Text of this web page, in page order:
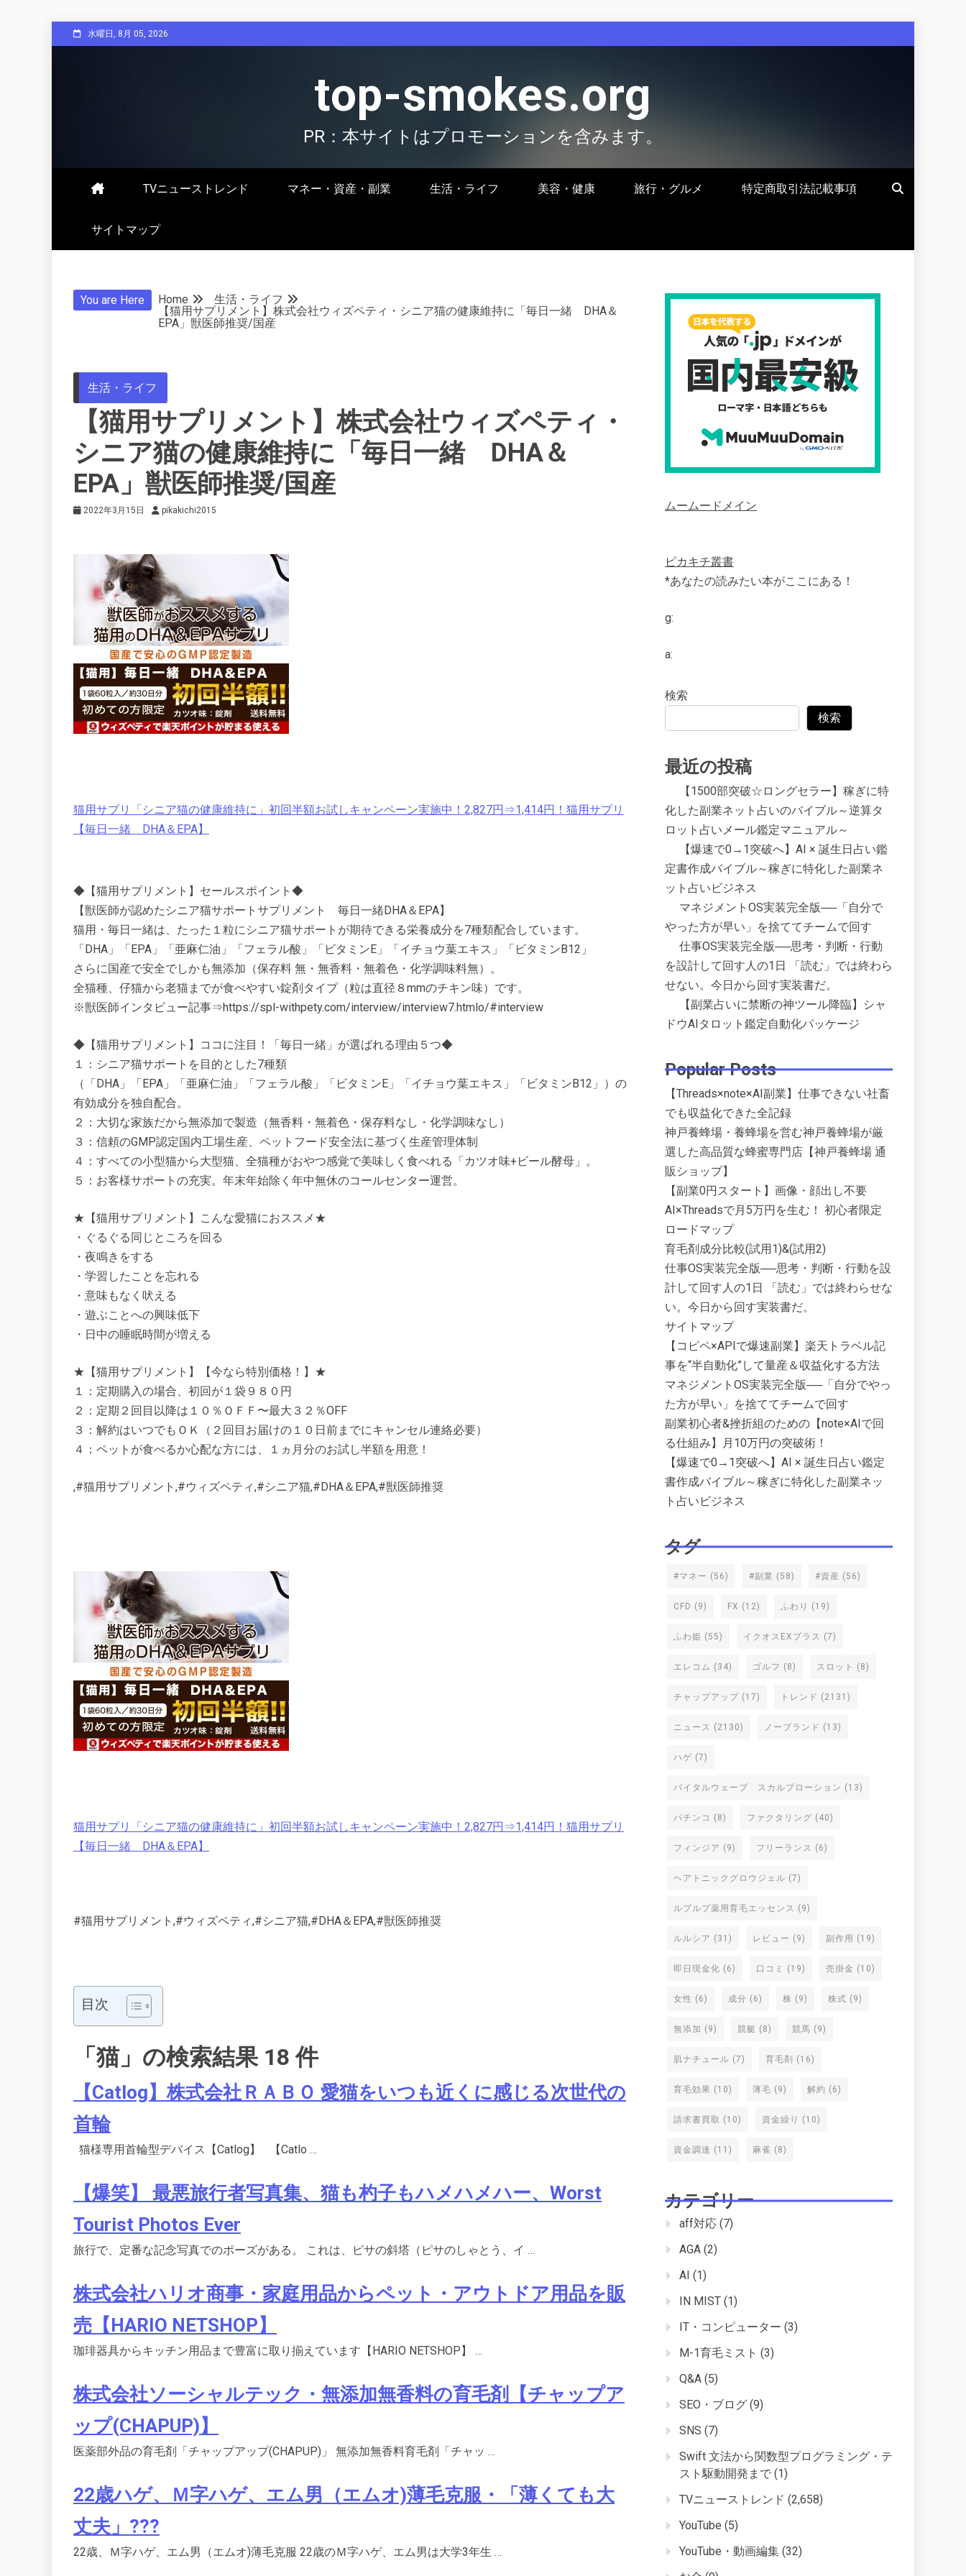
to
水曜日, 8月 05, 2026
top-smokes.org
PR：本サイトはプロモーションを含みます。
TVニューストレンド マネー・資産・副業 生活・ライフ 美容・健康 旅行・グルメ 特定商取引法記載事項
サイトマップ
You are Here Home
生活・ライフ
【猫用サプリメント】株式会社ウィズペティ・シニア猫の健康維持に「毎日一緒 DHA＆
EPA」獣医師推奨/国産
生活・ライフ
【猫用サプリメント】株式会社ウィズペティ・
シニア猫の健康維持に「毎日一緒 DHA＆
EPA」獣医師推奨/国産
2022年3月15日 pikakichi2015
猫用サプリ「シニア猫の健康維持に」初回半額お試しキャンペーン実施中！2,827円⇒1,414円！猫用サプリ
【毎日一緒 DHA＆EPA】
◆【猫用サプリメント】セールスポイント◆
【獣医師が認めたシニア猫サポートサプリメント 毎日一緒DHA＆EPA】
猫用・毎日一緒は、たった１粒にシニア猫サポートが期待できる栄養成分を7種類配合しています。
「DHA」「EPA」「亜麻仁油」「フェラル酸」「ビタミンE」「イチョウ葉エキス」「ビタミンB12」
さらに国産で安全でしかも無添加（保存料 無・無香料・無着色・化学調味料無）。
全猫種、仔猫から老猫までが食べやすい錠剤タイプ（粒は直径８mmのチキン味）です。
※獣医師インタビュー記事⇒https://spl-withpety.com/interview/interview7.htmlo/#interview
◆【猫用サプリメント】ココに注目！「毎日一緒」が選ばれる理由５つ◆
１：シニア猫サポートを目的とした7種類
（「DHA」「EPA」「亜麻仁油」「フェラル酸」「ビタミンE」「イチョウ葉エキス」「ビタミンB12」）の
有効成分を独自配合。
２：大切な家族だから無添加で製造（無香料・無着色・保存料なし・化学調味なし）
３：信頼のGMP認定国内工場生産、ペットフード安全法に基づく生産管理体制
４：すべての小型猫から大型猫、全猫種がおやつ感覚で美味しく食べれる「カツオ味+ビール酵母」。
５：お客様サポートの充実。年末年始除く年中無休のコールセンター運営。
★【猫用サプリメント】こんな愛猫におススメ★
・ぐるぐる同じところを回る
・夜鳴きをする
・学習したことを忘れる
・意味もなく吠える
・遊ぶことへの興味低下
・日中の睡眠時間が増える
★【猫用サプリメント】【今なら特別価格！】★
１：定期購入の場合、初回が１袋９８０円
２：定期２回目以降は１０％ＯＦＦ〜最大３２％OFF
３：解約はいつでもＯＫ（２回目お届けの１０日前までにキャンセル連絡必要）
４：ペットが食べるか心配な方には、１ヵ月分のお試し半額を用意！
,#猫用サプリメント,#ウィズペティ,#シニア猫,#DHA＆EPA,#獣医師推奨
猫用サプリ「シニア猫の健康維持に」初回半額お試しキャンペーン実施中！2,827円⇒1,414円！猫用サプリ
【毎日一緒 DHA＆EPA】
#猫用サプリメント,#ウィズペティ,#シニア猫,#DHA＆EPA,#獣医師推奨
目次
「猫」の検索結果 18 件
【Catlog】株式会社ＲＡＢＯ 愛猫をいつも近くに感じる次世代の
首輪
猫様専用首輪型デバイス【Catlog】 【Catlo …
【爆笑】 最悪旅行者写真集、猫も杓子もハメハメハー、Worst
Tourist Photos Ever
旅行で、定番な記念写真でのポーズがある。 これは、ピサの斜塔（ピサのしゃとう、イ …
株式会社ハリオ商事・家庭用品からペット・アウトドア用品を販
売【HARIO NETSHOP】
珈琲器具からキッチン用品まで豊富に取り揃えています【HARIO NETSHOP】 …
株式会社ソーシャルテック・無添加無香料の育毛剤【チャップア
ップ(CHAPUP)】
医薬部外品の育毛剤「チャップアップ(CHAPUP)」 無添加無香料育毛剤「チャッ …
22歳ハゲ、Ｍ字ハゲ、エム男（エムオ)薄毛克服・「薄くても大
丈夫」???
22歳、Ｍ字ハゲ、エム男（エムオ)薄毛克服 22歳のＭ字ハゲ、エム男は大学3年生 …
ムームードメイン
ピカキチ叢書
*あなたの読みたい本がここにある！
g:
a:
検索
検索
最近の投稿
【1500部突破☆ロングセラー】稼ぎに特
化した副業ネット占いのバイブル～逆算タ
ロット占いメール鑑定マニュアル～
【爆速で0→1突破へ】AI × 誕生日占い鑑
定書作成バイブル～稼ぎに特化した副業ネ
ット占いビジネス
マネジメントOS実装完全版──「自分で
やった方が早い」を捨ててチームで回す
仕事OS実装完全版──思考・判断・行動
を設計して回す人の1日 「読む」では終わら
せない。今日から回す実装書だ。
【副業占いに禁断の神ツール降臨】シャ
ドウAIタロット鑑定自動化パッケージ
Popular Posts
【Threads×note×AI副業】仕事できない社畜
でも収益化できた全記録
神戸養蜂場・養蜂場を営む神戸養蜂場が厳
選した高品質な蜂蜜専門店【神戸養蜂場 通
販ショップ】
【副業0円スタート】画像・顔出し不要
AI×Threadsで月5万円を生む！ 初心者限定
ロードマップ
育毛剤成分比較(試用1)&(試用2)
仕事OS実装完全版──思考・判断・行動を設
計して回す人の1日 「読む」では終わらせな
い。今日から回す実装書だ。
サイトマップ
【コピペ×APIで爆速副業】楽天トラベル記
事を“半自動化”して量産＆収益化する方法
マネジメントOS実装完全版──「自分でやっ
た方が早い」を捨ててチームで回す
副業初心者&挫折組のための【note×AIで回
る仕組み】月10万円の突破術！
【爆速で0→1突破へ】AI × 誕生日占い鑑定
書作成バイブル～稼ぎに特化した副業ネッ
ト占いビジネス
タグ
#マネー (56) #副業 (58) #資産 (56)
CFD (9) FX (12) ふわり (19)
ふわ姫 (55) イクオスEXプラス (7)
エレコム (34) ゴルフ (8) スロット (8)
チャップアップ (17) トレンド (2131)
ニュース (2130) ノーブランド (13)
ハゲ (7)
バイタルウェーブ スカルプローション (13)
パチンコ (8) ファクタリング (40)
フィンジア (9) フリーランス (6)
ヘアトニックグロウジェル (7)
ルプルプ薬用育毛エッセンス (9)
ルルシア (31) レビュー (9) 副作用 (19)
即日現金化 (6) 口コミ (19) 売掛金 (10)
女性 (6) 成分 (6) 株 (9) 株式 (9)
無添加 (9) 競艇 (8) 競馬 (9)
肌ナチュール (7) 育毛剤 (16)
育毛効果 (10) 薄毛 (9) 解約 (6)
請求書買取 (10) 資金繰り (10)
資金調達 (11) 麻雀 (8)
カテゴリー
aff対応 (7)
AGA (2)
AI (1)
IN MIST (1)
IT・コンピューター (3)
M-1育毛ミスト (3)
Q&A (5)
SEO・ブログ (9)
SNS (7)
Swift 文法から関数型プログラミング・テ
スト駆動開発まで (1)
TVニューストレンド (2,658)
YouTube (5)
YouTube・動画編集 (32)